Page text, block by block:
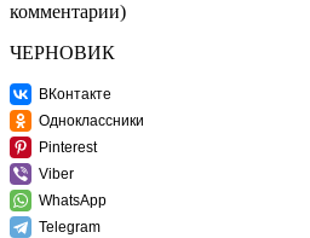
комментарии)
ЧЕРНОВИК
ВКонтакте
Одноклассники
Pinterest
Viber
WhatsApp
Telegram